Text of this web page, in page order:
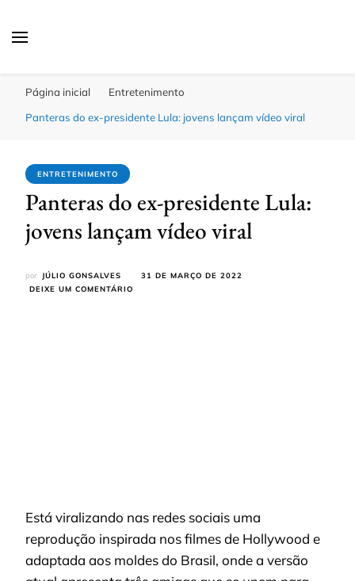
Página inicial
Entretenimento
Panteras do ex-presidente Lula: jovens lançam vídeo viral
ENTRETENIMENTO
Panteras do ex-presidente Lula:
jovens lançam vídeo viral
por JÚLIO GONSALVES
31 DE MARÇO DE 2022
DEIXE UM COMENTÁRIO
Está viralizando nas redes sociais uma
reprodução inspirada nos filmes de Hollywood e
adaptada aos moldes do Brasil, onde a versão